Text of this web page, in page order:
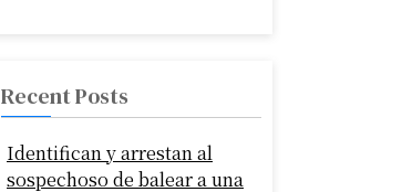
Recent Posts
Identifican y arrestan al
sospechoso de balear a una